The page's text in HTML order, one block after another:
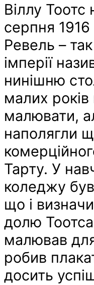
Віллу
серпня 1916
Ревель –
імперії
нинішню
малих
малювати,
наполягли
Тарту. У
коледжу був
що і
долю
малював
робив
досить